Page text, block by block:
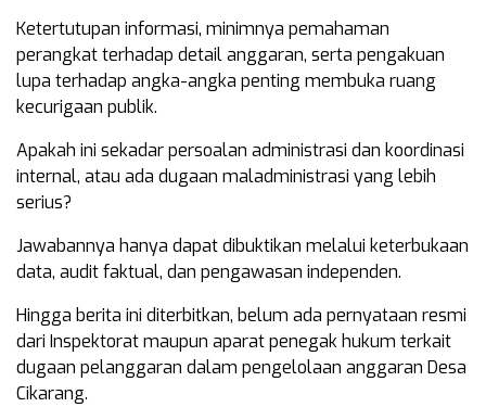
Ketertutupan informasi, minimnya pemahaman
perangkat terhadap detail anggaran, serta pengakuan
lupa terhadap angka-angka penting membuka ruang
kecurigaan publik.
Apakah ini sekadar persoalan administrasi dan koordinasi
internal, atau ada dugaan maladministrasi yang lebih
serius?
Jawabannya hanya dapat dibuktikan melalui keterbukaan
data, audit faktual, dan pengawasan independen.
Hingga berita ini diterbitkan, belum ada pernyataan resmi
dari Inspektorat maupun aparat penegak hukum terkait
dugaan pelanggaran dalam pengelolaan anggaran Desa
Cikarang.